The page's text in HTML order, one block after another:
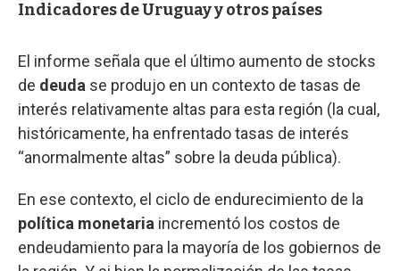
Indicadores de Uruguay y otros países
El informe señala que el último aumento de stocks
de deuda se produjo en un contexto de tasas de
interés relativamente altas para esta región (la cual,
históricamente, ha enfrentado tasas de interés
“anormalmente altas” sobre la deuda pública).
En ese contexto, el ciclo de endurecimiento de la
política monetaria incrementó los costos de
endeudamiento para la mayoría de los gobiernos de